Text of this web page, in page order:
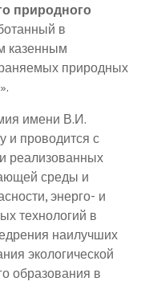
природного
в
казенным
природных
имени В.И.
и проводится с
реализованных
среды и
энерго- и
технологий в
наилучших
экологической
образования в